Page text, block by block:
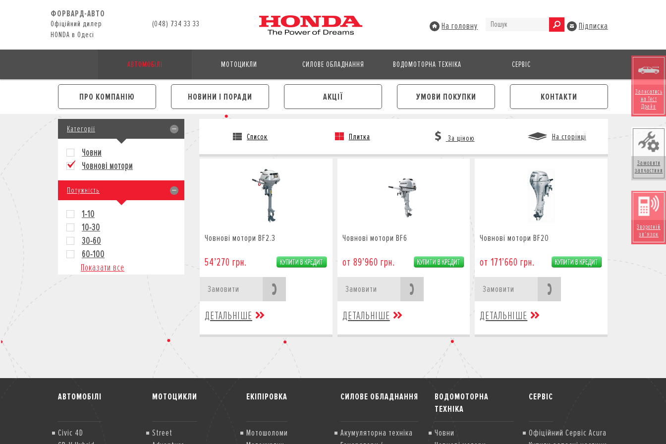
ФОРВАРД-АВТО
Офіційний дилер
HONDA в Одесі
(048) 734 33 33 На головну Підписка
АВТОМОБІЛІ МОТОЦИКЛИ СИЛОВЕ ОБЛАДНАННЯ ВОДОМОТОРНА ТЕХНІКА СЕРВІС
ПРО КОМПАНІЮ НОВИНИ І ПОРАДИ АКЦІЇ УМОВИ ПОКУПКИ
КРЕДИТ
СТРАХУВАННЯ
КОРПОРАТИВНИМ КЛІЄНТАМ
КОРПОРАТИВНИМ КЛІЄНТАМ
КОНТАКТИ
Записатись
на Тест
Драйв
Замовити
запчастини
Зворотній
зв'язок
Категорії
Човни
Човнові мотори
Потужність
1-10
10-30
30-60
60-100
Показати все
Список Плитка За ціною На сторінці
Човнові мотори BF2.3
54’270 грн.
Замовити
ДЕТАЛЬНІШЕ
Човнові мотори BF6
от 89’960 грн.
Замовити
ДЕТАЛЬНІШЕ
Човнові мотори BF20
от 171’660 грн.
Замовити
ДЕТАЛЬНІШЕ
АВТОМОБІЛІ
Civic 4D
МОТОЦИКЛИ
Street
ЕКІПІРОВКА
Мотошоломи
СИЛОВЕ ОБЛАДНАННЯ
Акумуляторна техніка
ВОДОМОТОРНА
ТЕХНІКА
Човни
СЕРВІС
Офіційний Сервіс Acura